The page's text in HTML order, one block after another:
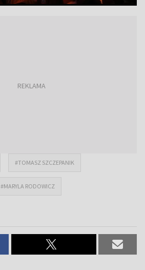
#TOMASZ SZCZEPANIK
#MARYLA RODOWICZ